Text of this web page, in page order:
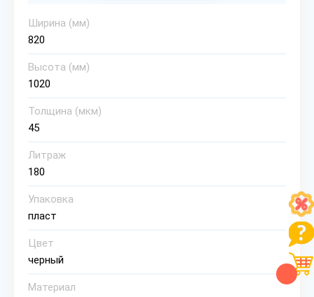
Ширина (мм)
820
Высота (мм)
1020
Толщина (мкм)
45
Литраж
180
Упаковка
пласт
Цвет
черный
Материал